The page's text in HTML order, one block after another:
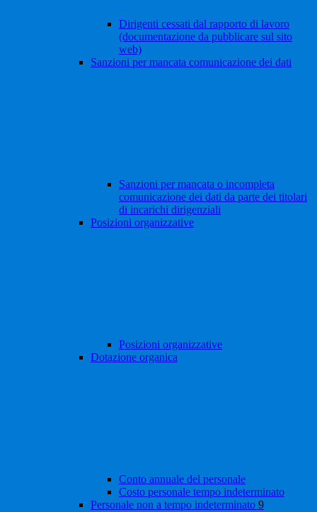
Dirigenti cessati dal rapporto di lavoro
(documentazione da pubblicare sul sito
web)
Sanzioni per mancata comunicazione dei dati
Sanzioni per mancata o incompleta
comunicazione dei dati da parte dei titolari
di incarichi dirigenziali
Posizioni organizzative
Posizioni organizzative
Dotazione organica
Conto annuale del personale
Costo personale tempo indeterminato
Personale non a tempo indeterminato 9